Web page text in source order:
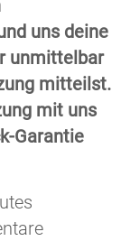
uns deine
unmittelbar
mitteilst.
mit uns
Garantie